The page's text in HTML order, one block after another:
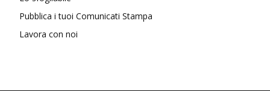
Pubblica i tuoi Comunicati Stampa
Lavora con noi